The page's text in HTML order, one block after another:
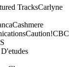
TracksCarlyne
Cashmere
Caution!CBC